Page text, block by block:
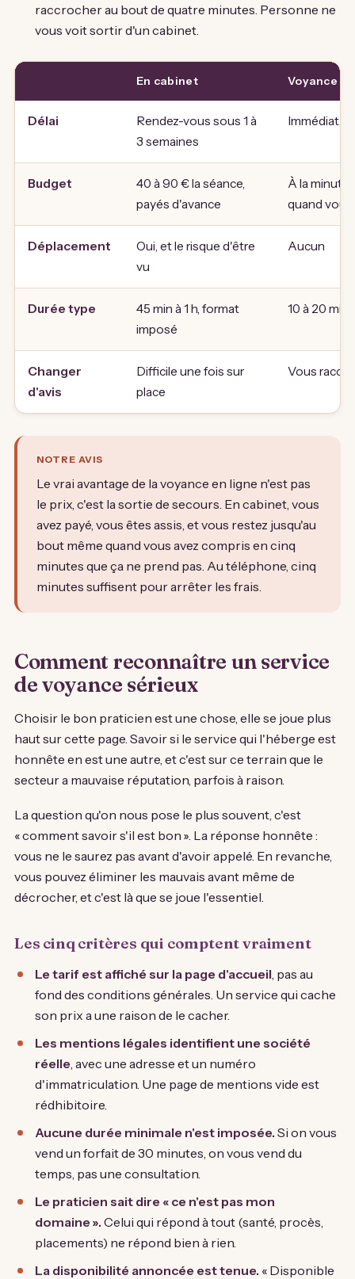
raccrocher au bout de quatre minutes. Personne ne
vous voit sortir d'un cabinet.
En cabinet Voyance
Délai
Rendez-vous sous 1 à
3 semaines
Immédiat,
Budget
40 à 90 € la séance,
payés d'avance
À la
quand
Déplacement
Oui, et le risque d'être
vu
Aucun
Durée type
45 min à 1 h, format
imposé
10 à 20
Changer
d'avis
Difficile une fois sur
place
Vous
NOTRE AVIS
Le vrai avantage de la voyance en ligne n'est pas
le prix, c'est la sortie de secours. En cabinet, vous
avez payé, vous êtes assis, et vous restez jusqu'au
bout même quand vous avez compris en cinq
minutes que ça ne prend pas. Au téléphone, cinq
minutes suffisent pour arrêter les frais.
Comment reconnaître un service
de voyance sérieux
Choisir le bon praticien est une chose, elle se joue plus
haut sur cette page. Savoir si le service qui l'héberge est
honnête en est une autre, et c'est sur ce terrain que le
secteur a mauvaise réputation, parfois à raison.
La question qu'on nous pose le plus souvent, c'est
« comment savoir s'il est bon ». La réponse honnête :
vous ne le saurez pas avant d'avoir appelé. En revanche,
vous pouvez éliminer les mauvais avant même de
décrocher, et c'est là que se joue l'essentiel.
Les cinq critères qui comptent vraiment
Le tarif est affiché sur la page d'accueil , pas au
fond des conditions générales. Un service qui cache
son prix a une raison de le cacher.
Les mentions légales identifient une société
réelle , avec une adresse et un numéro
d'immatriculation. Une page de mentions vide est
rédhibitoire.
Aucune durée minimale n'est imposée. Si on vous
vend un forfait de 30 minutes, on vous vend du
temps, pas une consultation.
Le praticien sait dire « ce n'est pas mon
domaine ». Celui qui répond à tout (santé, procès,
placements) ne répond bien à rien.
La disponibilité annoncée est tenue. « Disponible